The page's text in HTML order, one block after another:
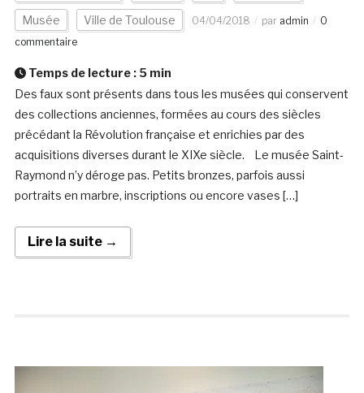
Musée Ville de Toulouse 04/04/2018 par admin
0
commentaire
Temps de lecture : 5 min
Des faux sont présents dans tous les musées qui conservent
des collections anciennes, formées au cours des siècles
précédant la Révolution française et enrichies par des
acquisitions diverses durant le XIXe siècle. Le musée Saint-
Raymond n’y déroge pas. Petits bronzes, parfois aussi
portraits en marbre, inscriptions ou encore vases […]
Lire la suite →